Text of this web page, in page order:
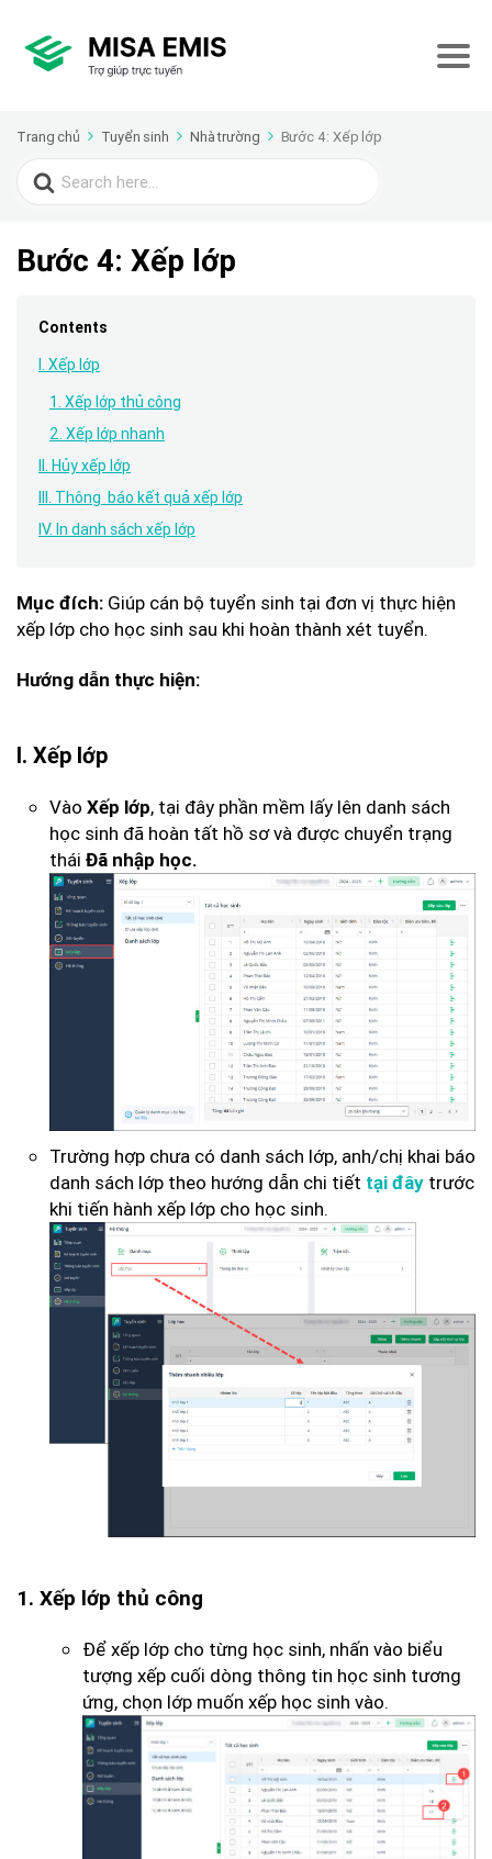
Trang chủ Tuyển sinh Nhà trường Bước 4: Xếp lớp
Search
for:
Bước 4: Xếp lớp
Contents
I. Xếp lớp
1. Xếp lớp thủ công
2. Xếp lớp nhanh
II. Hủy xếp lớp
III. Thông báo kết quả xếp lớp
IV. In danh sách xếp lớp
Mục đích: Giúp cán bộ tuyển sinh tại đơn vị thực hiện
xếp lớp cho học sinh sau khi hoàn thành xét tuyển.
Hướng dẫn thực hiện:
I. Xếp lớp
Vào Xếp lớp, tại đây phần mềm lấy lên danh sách
học sinh đã hoàn tất hồ sơ và được chuyển trạng
thái Đã nhập học.
Trường hợp chưa có danh sách lớp, anh/chị khai báo
danh sách lớp theo hướng dẫn chi tiết tại đây trước
khi tiến hành xếp lớp cho học sinh.
1. Xếp lớp thủ công
Để xếp lớp cho từng học sinh, nhấn vào biểu
tượng xếp cuối dòng thông tin học sinh tương
ứng, chọn lớp muốn xếp học sinh vào.